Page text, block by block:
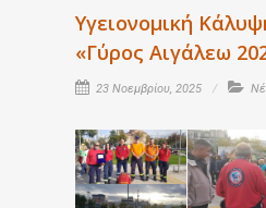
Υγειονομική
«Γύρος Αιγάλεω
23 Νοεμβρίου, 2025